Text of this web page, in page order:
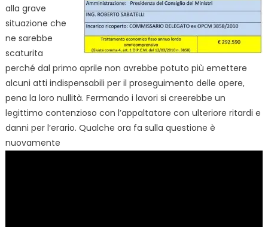
alla grave
situazione che
ne sarebbe
scaturita
perché dal primo aprile non avrebbe potuto più emettere
alcuni atti indispensabili per il proseguimento delle opere,
pena la loro nullità. Fermando i lavori si creerebbe un
legittimo contenzioso con l’appaltatore con ulteriore ritardi e
danni per l’erario. Qualche ora fa sulla questione è
nuovamente